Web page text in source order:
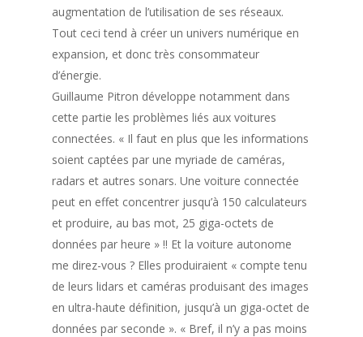
augmentation de l’utilisation de ses réseaux.
Tout ceci tend à créer un univers numérique en
expansion, et donc très consommateur
d’énergie.
Guillaume Pitron développe notamment dans
cette partie les problèmes liés aux voitures
connectées. « Il faut en plus que les informations
soient captées par une myriade de caméras,
radars et autres sonars. Une voiture connectée
peut en effet concentrer jusqu’à 150 calculateurs
et produire, au bas mot, 25 giga-octets de
données par heure » !! Et la voiture autonome
me direz-vous ? Elles produiraient « compte tenu
de leurs lidars et caméras produisant des images
en ultra-haute définition, jusqu’à un giga-octet de
données par seconde ». « Bref, il n’y a pas moins